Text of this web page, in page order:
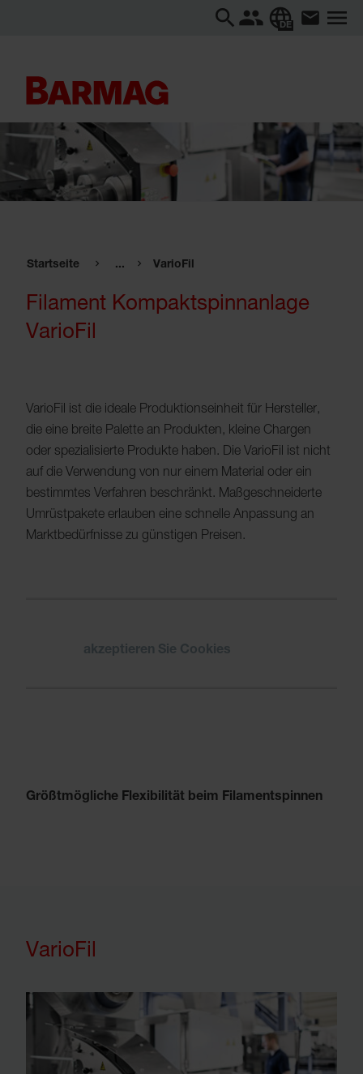
DE
Startseite ... VarioFil
Filament Kompaktspinnanlage
VarioFil
VarioFil ist die ideale Produktionseinheit für Hersteller,
die eine breite Palette an Produkten, kleine Chargen
oder spezialisierte Produkte haben. Die VarioFil ist nicht
auf die Verwendung von nur einem Material oder ein
bestimmtes Verfahren beschränkt. Maßgeschneiderte
Umrüstpakete erlauben eine schnelle Anpassung an
Marktbedürfnisse zu günstigen Preisen.
akzeptieren Sie Cookies
Größtmögliche Flexibilität beim Filamentspinnen
VarioFil